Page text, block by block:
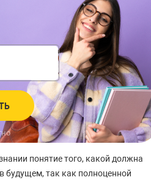
понятие того, какой должна
будущем, так как полноценной